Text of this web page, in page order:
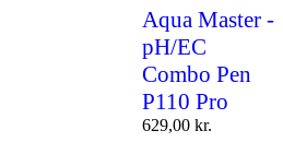
Aqua Master -
pH/EC
Combo Pen
P110 Pro
629,00 kr.